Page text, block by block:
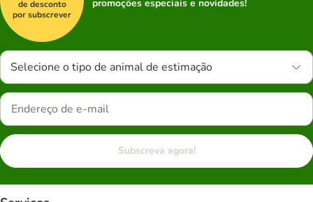
de desconto
por subscrever
promoções especiais e novidades!
Selecione o tipo de animal de estimação
Subscreva agora!